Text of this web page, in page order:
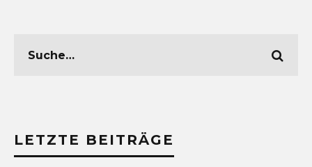
LETZTE BEITRÄGE